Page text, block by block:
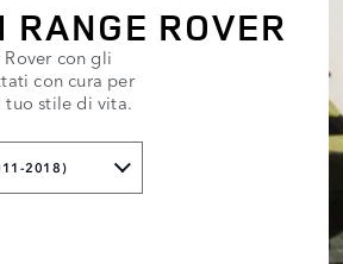
RANGE ROVER
Rover con gli
con cura per
tuo stile di vita.
2018)